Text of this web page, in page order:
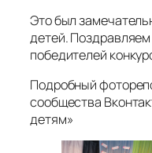
Это был
детей. Поздравляем
победителей
Подробный
сообщества
детям»